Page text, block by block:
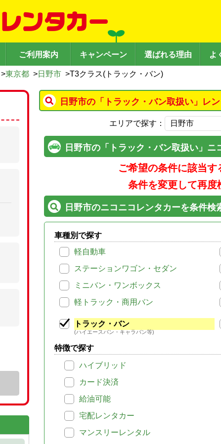
ご利用案内 キャンペーン 選ばれる理由 よ
>東京都 >日野市 >T3クラス(トラック・バン)
日野市の「トラック・バン取扱い」レ
エリアで探す：
日野市の「トラック・バン取扱い」
ご希望の条件に該当す
条件を変更して再度
日野市のニコニコレンタカーを条件検
車種別で探す
軽自動車
ステーションワゴン・セダン
ミニバン・ワンボックス
軽トラック・商用バン
トラック・バン
(ハイエースバン・キャラバン等)
特徴で探す
ハイブリッド
カード決済
給油可能
宅配レンタカー
マンスリーレンタル